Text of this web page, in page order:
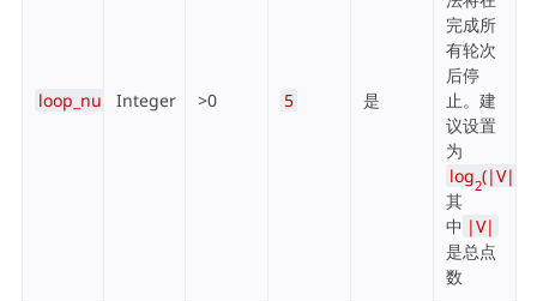
loop_numInteger >0 5 是
完成所
有轮次
后停
止。建
议设置
为
log2(|V|)
其
中 |V|
是总点
数